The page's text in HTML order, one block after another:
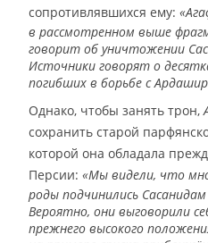
сопротивлявшихся ему:
в рассмотренном выше
говорит об уничтожении
Источники говорят о
погибших в борьбе с
Однако, чтобы занять трон,
сохранить старой
которой она обладала
Персии: «Мы видели, что
роды подчинились
Вероятно, они выговорили
прежнего высокого